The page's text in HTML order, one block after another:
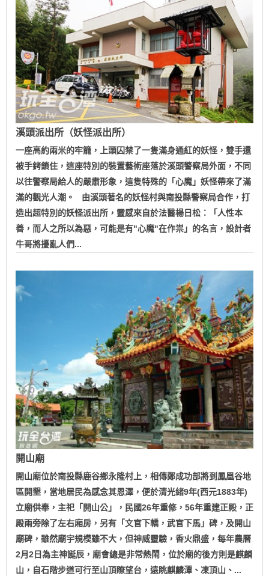
溪頭派出所（妖怪派出所）
一座高約兩米的牢籠，上頭囚禁了一隻滿身通紅的妖怪，雙手還
被手銬鎖住，這座特別的裝置藝術座落於溪頭警察局外面，不同
以往警察局給人的嚴肅形象，這隻特殊的「心魔」妖怪帶來了滿
滿的觀光人潮。 由溪頭著名的妖怪村與南投縣警察局合作，打
造出超特別的妖怪派出所，靈感來自於法醫楊日松：「人性本
善，而人之所以為惡，可能是有"心魔"在作祟」的名言，設計者
牛哥將擾亂人們...
開山廟
開山廟位於南投縣鹿谷鄉永隆村上，相傳鄭成功部將到鳳凰谷地
區開墾，當地居民為感念其恩澤，便於清光緒9年(西元1883年)
立廟供奉，主祀「開山公」，民國26年重修，56年重建正殿，正
殿兩旁除了左右廂房，另有「文官下轎，武官下馬」碑，及開山
廟碑，雖然廟宇規模雖不大，但神威靈驗，香火鼎盛，每年農曆
2月2日為主神誕辰，廟會總是非常熱鬧，位於廟的後方則是麒麟
山，自石階步道可行至山頂瞭望台，遠眺麒麟潭、凍頂山、...